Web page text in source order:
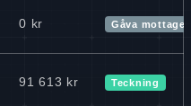
0 kr Gåva
91 613 kr Teckning